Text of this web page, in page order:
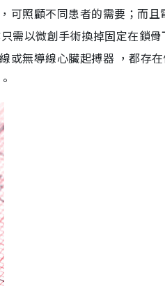
可照顧不同患者的需要；而且
需以微創手術換掉固定在鎖骨
或無導線心臟起搏器 ，都存